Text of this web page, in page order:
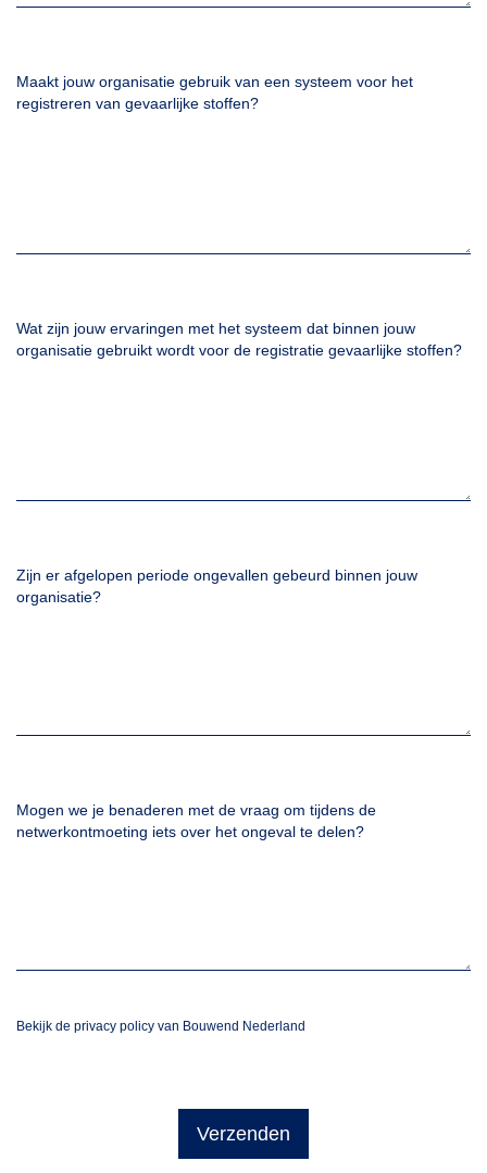
Maakt jouw organisatie gebruik van een systeem voor het
registreren van gevaarlijke stoffen?
Wat zijn jouw ervaringen met het systeem dat binnen jouw
organisatie gebruikt wordt voor de registratie gevaarlijke stoffen?
Zijn er afgelopen periode ongevallen gebeurd binnen jouw
organisatie?
Mogen we je benaderen met de vraag om tijdens de
netwerkontmoeting iets over het ongeval te delen?
Bekijk de privacy policy van Bouwend Nederland
Verzenden